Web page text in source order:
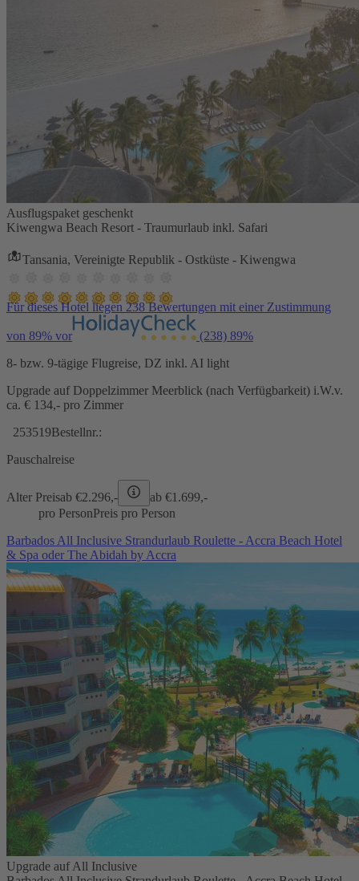
Ausflugspaket geschenkt
Kiwengwa Beach Resort - Traumurlaub inkl. Safari
Tansania, Vereinigte Republik - Ostküste - Kiwengwa
Für dieses Hotel liegen 238 Bewertungen mit einer Zustimmung
von 89% vor (238) 89%
8- bzw. 9-tägige Flugreise, DZ inkl. AI light
Upgrade auf Doppelzimmer Meerblick (nach Verfügbarkeit) i.W.v.
ca. € 134,- pro Zimmer
253519Bestellnr.:
Pauschalreise
Alter Preisab €2.296,- ab €1.699,-
pro PersonPreis pro Person
Barbados All Inclusive Strandurlaub Roulette - Accra Beach Hotel
& Spa oder The Abidah by Accra
Upgrade auf All Inclusive